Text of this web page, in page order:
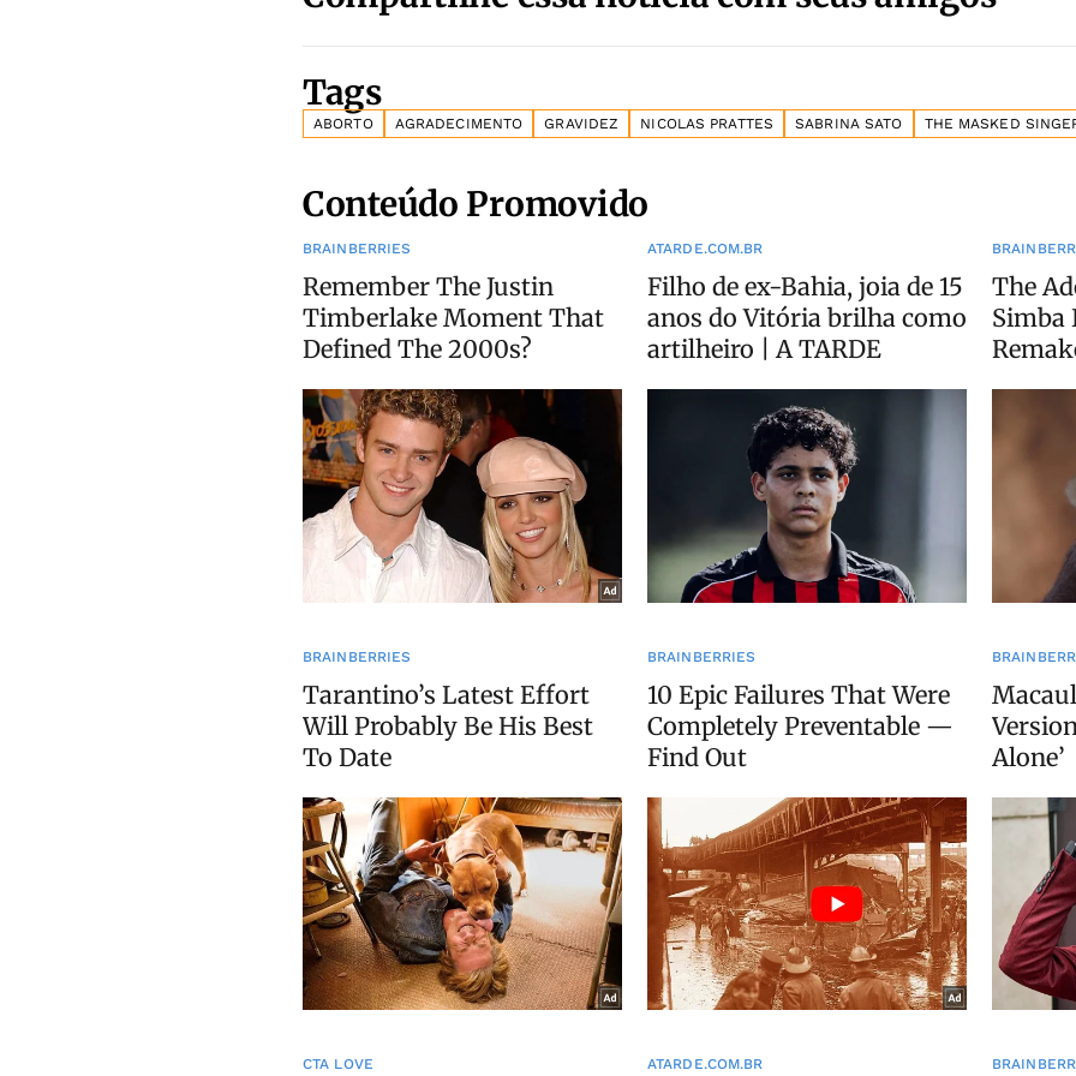
Tags
ABORTO AGRADECIMENTO GRAVIDEZ NICOLAS PRATTES SABRINA SATO THE MASKED